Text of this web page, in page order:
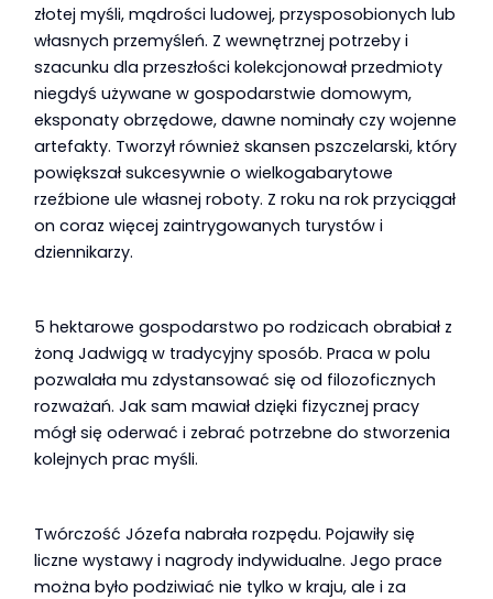
złotej myśli, mądrości ludowej, przysposobionych lub
własnych przemyśleń. Z wewnętrznej potrzeby i
szacunku dla przeszłości kolekcjonował przedmioty
niegdyś używane w gospodarstwie domowym,
eksponaty obrzędowe, dawne nominały czy wojenne
artefakty. Tworzył również skansen pszczelarski, który
powiększał sukcesywnie o wielkogabarytowe
rzeźbione ule własnej roboty. Z roku na rok przyciągał
on coraz więcej zaintrygowanych turystów i
dziennikarzy.
5 hektarowe gospodarstwo po rodzicach obrabiał z
żoną Jadwigą w tradycyjny sposób. Praca w polu
pozwalała mu zdystansować się od filozoficznych
rozważań. Jak sam mawiał dzięki fizycznej pracy
mógł się oderwać i zebrać potrzebne do stworzenia
kolejnych prac myśli.
Twórczość Józefa nabrała rozpędu. Pojawiły się
liczne wystawy i nagrody indywidualne. Jego prace
można było podziwiać nie tylko w kraju, ale i za